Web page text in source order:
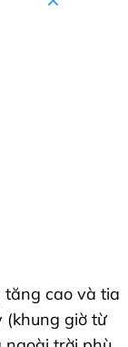
tăng cao và tia
giờ từ